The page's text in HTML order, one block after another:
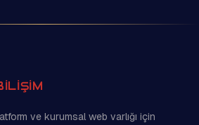
ve kurumsal web varlığı için